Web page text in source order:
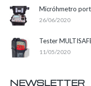
Micróhmetro
26/06/2020
Tester
11/05/2020
NEWSLETTER